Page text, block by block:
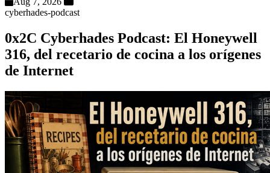
cyberhades-podcast
0x2C Cyberhades Podcast: El Honeywell
316, del recetario de cocina a los orígenes
de Internet